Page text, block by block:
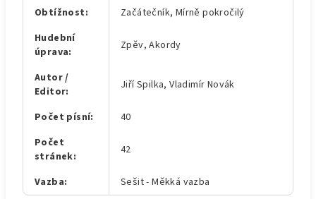
Obtížnost:
Začátečník, Mírně pokročilý
Hudební
úprava: Zpěv, Akordy
Autor /
Editor: Jiří Spilka, Vladimír Novák
Počet písní:
40
Počet
stránek: 42
Vazba: Sešit - Měkká vazba